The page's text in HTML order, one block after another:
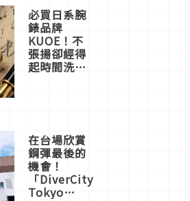
必買日系腕
錶品牌
KUOE！不
張揚卻經得
起時間洗鍊
在台場欣賞
鋼彈最後的
機會！
「DiverCity
Tokyo